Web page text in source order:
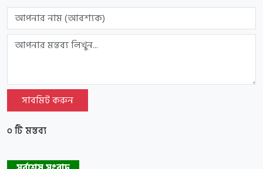
সাবমিট করুন
০ টি মন্তব্য